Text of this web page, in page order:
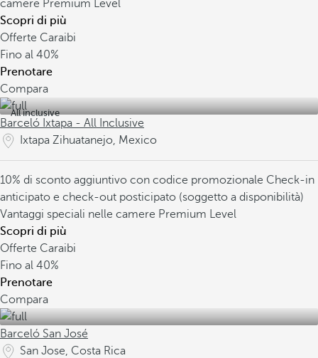
camere Premium Level
Scopri di più
Offerte Caraibi
Fino al 40%
Prenotare
Compara
All inclusive
Barceló Ixtapa - All Inclusive
Ixtapa Zihuatanejo, Mexico
10% di sconto aggiuntivo con codice promozionale Check-in
anticipato e check-out posticipato (soggetto a disponibilità)
Vantaggi speciali nelle camere Premium Level
Scopri di più
Offerte Caraibi
Fino al 40%
Prenotare
Compara
Barceló San José
San Jose, Costa Rica